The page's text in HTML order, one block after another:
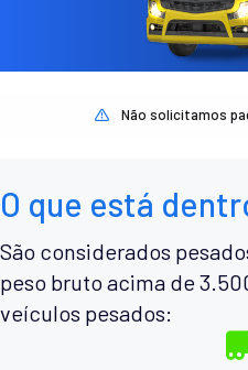
Não solicitamos
O que está
São considerados
peso bruto acima de
veículos pesados: